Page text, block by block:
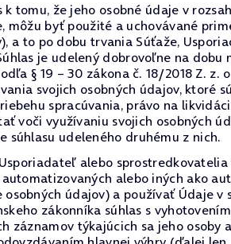
tomu, že jeho osobné údaje v
byť použité a uchovávané
a to po dobu trvania Súťaže,
je udelený dobrovoľne na
§ 19 – 30 zákona č. 18/2018 Z. z.
svojich osobných údajov, ktoré
spracúvania, právo na
voči využívaniu svojich osobných
súhlasu udeleného druhému z nich.
alebo
alebo iných ako
údajov) a používať Údaje
zákonníka súhlas s
záznamov týkajúcich sa jeho